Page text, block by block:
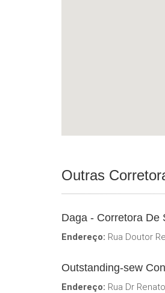
Outras
Daga - Corretora De
Endereço: Rua Doutor
Outstanding-sew
Endereço: Rua Dr